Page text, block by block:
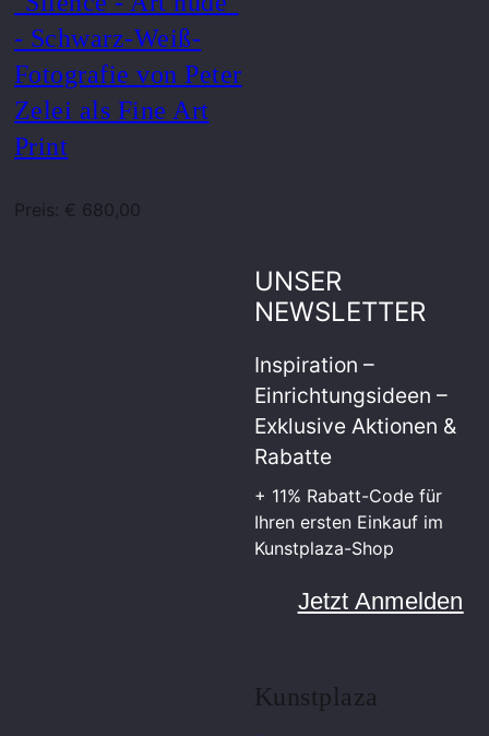
- Schwarz-Weiß-
Fotografie von Peter
Zelei als Fine Art
Print
Preis: € 680,00
UNSER
NEWSLETTER
Inspiration –
Einrichtungsideen –
Exklusive Aktionen &
Rabatte
+ 11% Rabatt-Code für
Ihren ersten Einkauf im
Kunstplaza-Shop
Jetzt Anmelden
Kunstplaza